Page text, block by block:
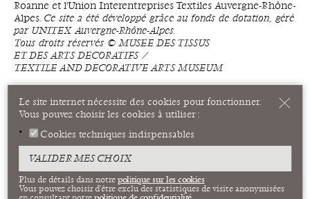
Roanne et l'Union Interentreprises Textiles Auvergne-Rhône-
Alpes. Ce site a été développé grâce au fonds de dotation, géré
par UNITEX Auvergne-Rhône-Alpes.
Tous droits réservés © MUSÉE DES TISSUS
ET DES ARTS DÉCORATIFS ⁄
TEXTILE AND DECORATIVE ARTS MUSEUM
Le site internet nécessite des cookies pour fonctionner.
Vous pouvez choisir les cookies à utiliser :
Cookies techniques indispensables
VALIDER MES CHOIX
Plus de détails dans notrepolitique sur les cookies
Vous pouvez choisir d'être exclu des statistiques de visite anonymisées